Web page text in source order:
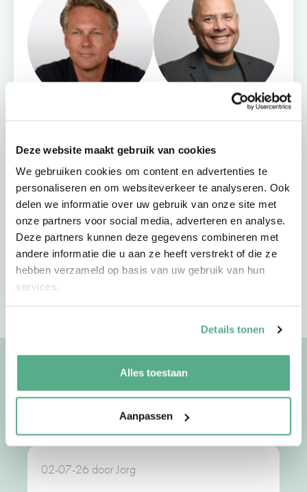
Deze website maakt gebruik van cookies
We gebruiken cookies om content en advertenties te
personaliseren en om websiteverkeer te analyseren. Ook
delen we informatie over uw gebruik van onze site met
onze partners voor social media, adverteren en analyse.
Deze partners kunnen deze gegevens combineren met
andere informatie die u aan ze heeft verstrekt of die ze
hebben verzameld op basis van uw gebruik van hun
services.
Details tonen
Alles toestaan
Aanpassen
+72
Vind jouw adviseur Maak een afspraak
Uitgelichte artikelen
02-07-26 doorJorg